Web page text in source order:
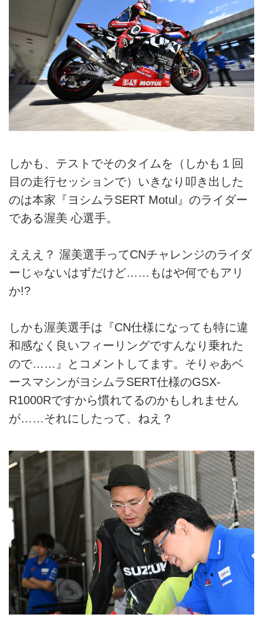
しかも、テストでそのタイムを（しかも１回
目の走行セッションで）いきなり叩き出した
のは本家『ヨシムラSERT Motul』のライダー
である渥美 心選手。
えええ？ 渥美選手ってCNチャレンジのライダ
ーじゃないはずだけど……もはや何でもアリ
か!?
しかも渥美選手は『CN仕様になっても特に違
和感なく良いフィーリングですんなり乗れた
ので……』とコメントしてます。そりゃあベ
ースマシンがヨシムラSERT仕様のGSX-
R1000Rですから慣れてるのかもしれません
が……それにしたって、ねえ？